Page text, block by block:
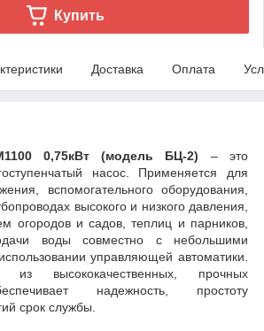
Купить
Доставка Оплата
0,75кВт (модель БЦ-2) – это
насос. Применяется для
вспомогательного оборудования,
высокого и низкого давления,
огородов и садов, теплиц и парников,
воды совместно с небольшими
управляющей автоматики.
высококачественных, прочных
надежность, простоту
срок службы.